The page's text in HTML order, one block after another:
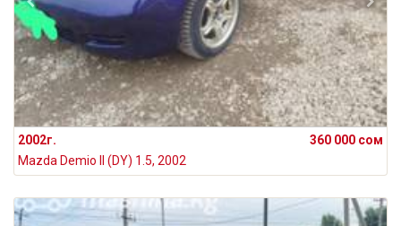
2002г.
360 000 сом
Mazda Demio II (DY) 1.5, 2002